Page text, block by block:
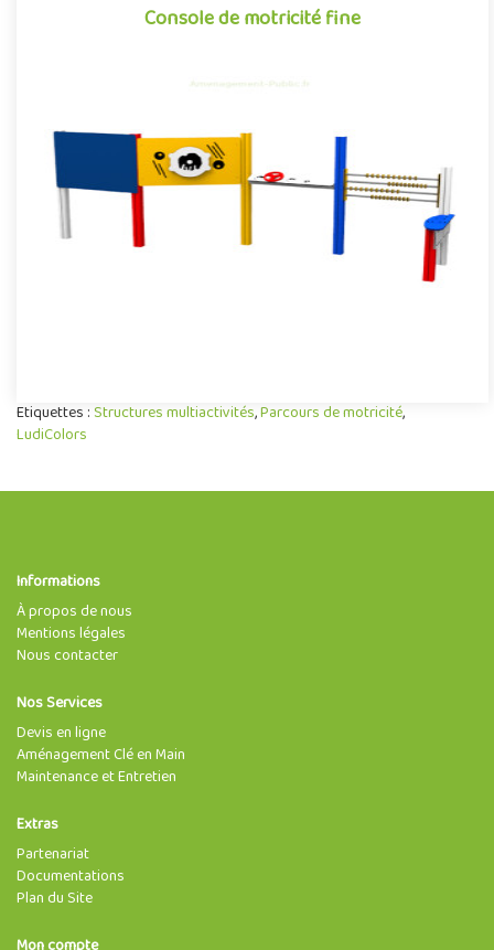
Console de motricité fine
Console de motricité fine
La console de motricité fine multiactivité est une structure pour
aire de jeux extérieurs axée sur la stimulation et le dével..
Etiquettes :Structures multiactivités,Parcours de motricité,
LudiColors
Informations
À propos de nous
Mentions légales
Nous contacter
Nos Services
Devis en ligne
Aménagement Clé en Main
Maintenance et Entretien
Extras
Partenariat
Documentations
Plan du Site